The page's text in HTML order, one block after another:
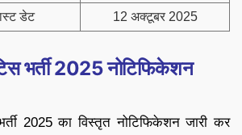
डेट 12 अक्टूबर 2025
भर्ती 2025 नोटिफिकेशन
2025 का विस्तृत नोटिफिकेशन जारी कर